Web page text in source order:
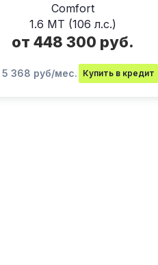
Comfort
1.6 МТ (106 л.с.)
от 448 300 руб.
5 368 руб/мес. Купить в кредит